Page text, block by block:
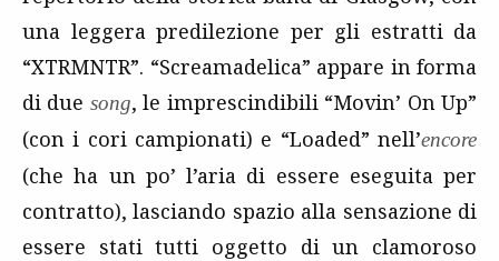
una leggera predilezione per gli estratti da
“XTRMNTR”. “Screamadelica” appare in forma
di due song, le imprescindibili “Movin’ On Up”
(con i cori campionati) e “Loaded” nell’encore
(che ha un po’ l’aria di essere eseguita per
contratto), lasciando spazio alla sensazione di
essere stati tutti oggetto di un clamoroso